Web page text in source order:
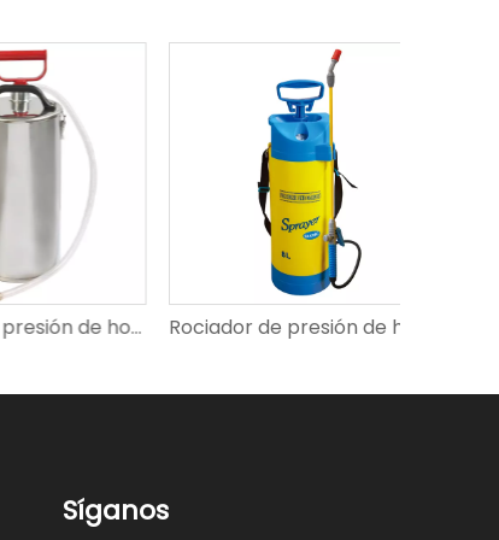
Rociador de presión de hombro SX-CSZ2008 Rociador de presión de hombro SX-CS8C
Síganos